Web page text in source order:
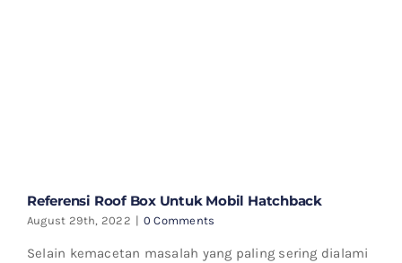
Referensi Roof Box Untuk Mobil Hatchback
August 29th, 2022 | 0 Comments
Selain kemacetan masalah yang paling sering dialami